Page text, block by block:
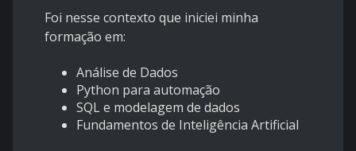
Foi nesse contexto que iniciei minha
formação em:
Análise de Dados
Python para automação
SQL e modelagem de dados
Fundamentos de Inteligência Artificial